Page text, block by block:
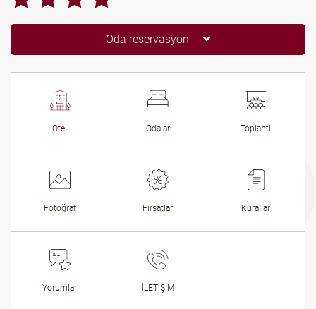
Oda reservasyon
Otel Odalar Toplanti
Fotoğraf Fırsatlar Kurallar
Yorumlar İLETİŞİM